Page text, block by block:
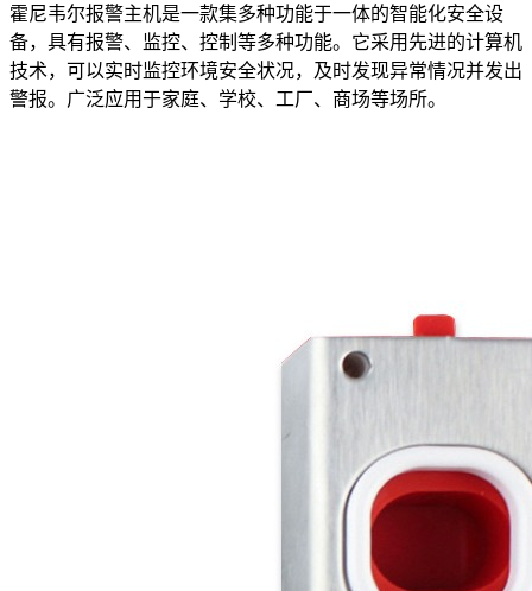
霍尼韦尔报警主机是一款集多种功能于一体的智能化安全设
备，具有报警、监控、控制等多种功能。它采用先进的计算机
技术，可以实时监控环境安全状况，及时发现异常情况并发出
警报。广泛应用于家庭、学校、工厂、商场等场所。